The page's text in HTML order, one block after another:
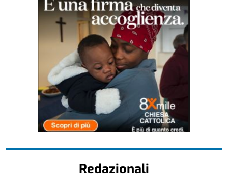
Redazionali